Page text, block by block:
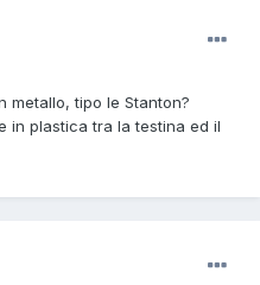
metallo, tipo le Stanton?
in plastica tra la testina ed il